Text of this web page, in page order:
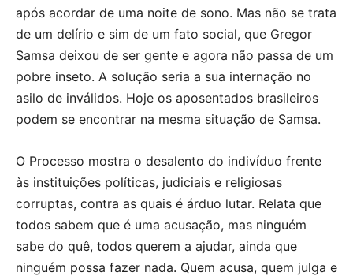
após acordar de uma noite de sono. Mas não se trata
de um delírio e sim de um fato social, que Gregor
Samsa deixou de ser gente e agora não passa de um
pobre inseto. A solução seria a sua internação no
asilo de inválidos. Hoje os aposentados brasileiros
podem se encontrar na mesma situação de Samsa.
O Processo mostra o desalento do indivíduo frente
às instituições políticas, judiciais e religiosas
corruptas, contra as quais é árduo lutar. Relata que
todos sabem que é uma acusação, mas ninguém
sabe do quê, todos querem a ajudar, ainda que
ninguém possa fazer nada. Quem acusa, quem julga e